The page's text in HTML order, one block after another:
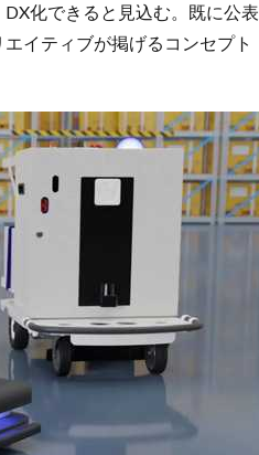
化できると見込む。既に公
イティブが掲げるコンセプト